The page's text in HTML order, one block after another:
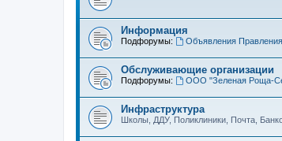
Информация
Подфорумы: Объявления Правления
Обслуживающие организации
Подфорумы: ООО "Зеленая Роща-
Инфраструктура
Школы, ДДУ, Поликлиники, Почта,